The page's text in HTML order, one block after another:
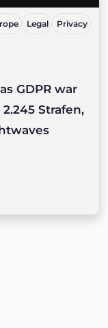
Legal Privacy
GDPR war
Strafen,